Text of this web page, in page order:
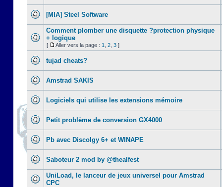
[MIA] Steel Software
Comment plomber une disquette ?protection physique
+ logique
[ Aller vers la page : 1 2 3 ]
tujad cheats?
Amstrad SAKIS
Logiciels qui utilise les extensions mémoire
Petit problème de conversion GX4000
Pb avec Discolgy 6+ et WINAPE
Saboteur 2 mod by @thealfest
UniLoad, le lanceur de jeux universel pour Amstrad
CPC